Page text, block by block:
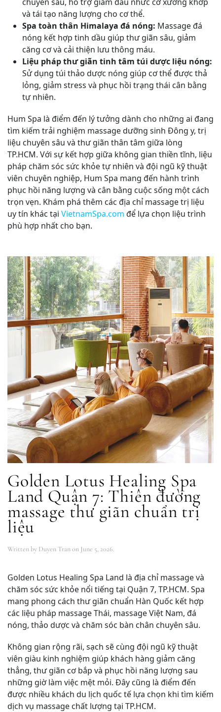
và tái tạo năng lượng cho cơ thể.
Spa toàn thân Himalaya đá nóng: Massage đá
nóng kết hợp tinh dầu giúp thư giãn sâu, giảm
căng cơ và cải thiện lưu thông máu.
Liệu pháp thư giãn tinh tâm túi dược liệu nóng:
Sử dụng túi thảo dược nóng giúp cơ thể được thả
lỏng, giảm stress và phục hồi trạng thái cân bằng
tự nhiên.
Hum Spa là điểm đến lý tưởng dành cho những ai đang
tìm kiếm trải nghiệm massage dưỡng sinh Đông y, trị
liệu chuyên sâu và thư giãn thân tâm giữa lòng
TP.HCM. Với sự kết hợp giữa không gian thiền tĩnh, liệu
pháp chăm sóc sức khỏe tự nhiên và đội ngũ kỹ thuật
viên chuyên nghiệp, Hum Spa mang đến hành trình
phục hồi năng lượng và cân bằng cuộc sống một cách
trọn vẹn. Khám phá thêm các địa chỉ massage trị liệu
uy tín khác tại VietnamSpa.com để lựa chọn liệu trình
phù hợp nhất cho bạn.
Golden Lotus Healing Spa
Land Quận 7: Thiên đường
massage thư giãn chuẩn trị
liệu
Written by Duyen Tranon June 5, 2026.
Golden Lotus Healing Spa Land là địa chỉ massage và
chăm sóc sức khỏe nổi tiếng tại Quận 7, TP.HCM. Spa
mang phong cách thư giãn chuẩn Hàn Quốc kết hợp
các liệu pháp massage Thái, massage Việt Nam, đá
nóng, thảo dược và chăm sóc bàn chân chuyên sâu.
Không gian rộng rãi, sạch sẽ cùng đội ngũ kỹ thuật
viên giàu kinh nghiệm giúp khách hàng giảm căng
thẳng, thư giãn cơ bắp và phục hồi năng lượng sau
những giờ làm việc mệt mỏi. Đây cũng là điểm đến
được nhiều khách du lịch quốc tế lựa chọn khi tìm kiếm
dịch vụ massage chất lượng tại TP.HCM.